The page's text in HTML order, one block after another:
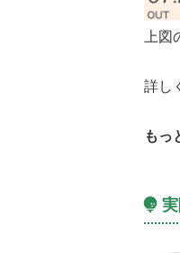
上
詳し
も
実